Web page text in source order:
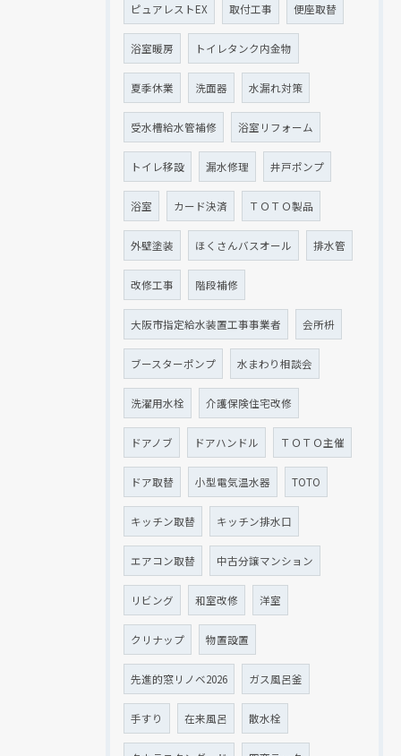
ピュアレストEX 取付工事 便座取替
浴室暖房 トイレタンク内金物
夏季休業 洗面器 水漏れ対策
受水槽給水管補修 浴室リフォーム
トイレ移設 漏水修理 井戸ポンプ
浴室 カード決済 ＴＯＴＯ製品
外壁塗装 ほくさんバスオール 排水管
改修工事 階段補修
大阪市指定給水装置工事事業者 会所枡
ブースターポンプ 水まわり相談会
洗濯用水栓 介護保険住宅改修
ドアノブ ドアハンドル ＴＯＴＯ主催
ドア取替 小型電気温水器 TOTO
キッチン取替 キッチン排水口
エアコン取替 中古分譲マンション
リビング 和室改修 洋室
クリナップ 物置設置
先進的窓リノベ2026 ガス風呂釜
手すり 在来風呂 散水栓